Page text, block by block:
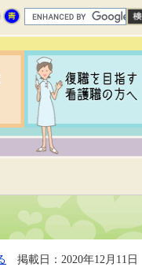
掲載日：2020年12月11日